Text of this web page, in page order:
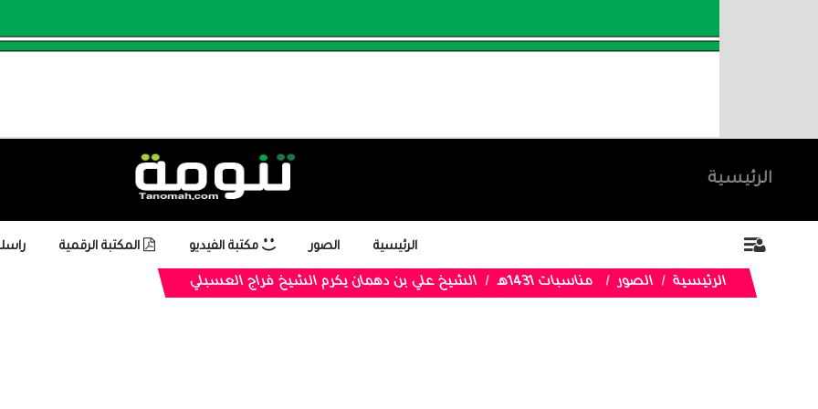
الرئيسية
الرئيسية الصور مكتبة الفيديو المكتبة الرقمية
الرئيسية الصور مناسبات 1431هـ الشيخ علي بن دهمان يكرم الشيخ فراج العسبلي